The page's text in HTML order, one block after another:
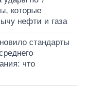
которые
нефти и газа
стандарты
что